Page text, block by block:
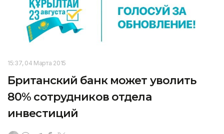
15:37, 04 Марта 2015
Британский банк может уволить
80% сотрудников отдела
инвестиций